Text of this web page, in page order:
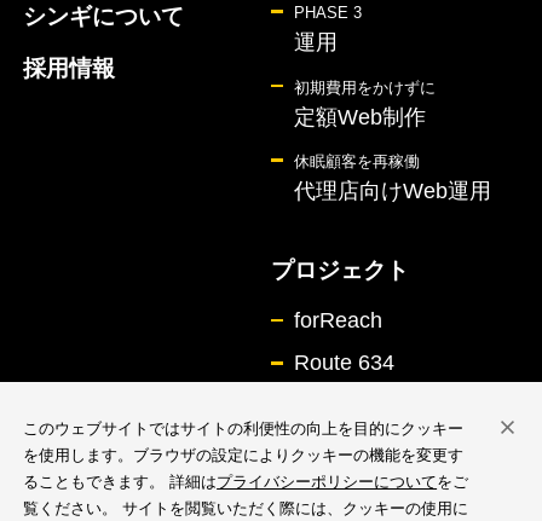
シンギについて
採用情報
PHASE 3
運用
初期費用をかけずに
定額Web制作
休眠顧客を再稼働
代理店向けWeb運用
プロジェクト
forReach
Route 634
このウェブサイトではサイトの利便性の向上を目的にクッキー
を使用します。ブラウザの設定によりクッキーの機能を変更す
ることもできます。 詳細はプライバシーポリシーについてをご
覧ください。 サイトを閲覧いただく際には、クッキーの使用に